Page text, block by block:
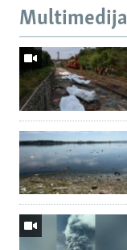
Multimedija